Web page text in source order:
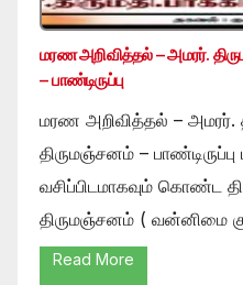
மரண அறிவித்தல் – அமரர்.
– பாண்டிருப்பு
மரண அறிவித்தல் – அமரர்.
திருமஞ்சனம் – பாண்டிருப்பு
வசிப்பிடமாகவும் கொண்ட
திருமஞ்சனம் ( வன்னிமை
Read More